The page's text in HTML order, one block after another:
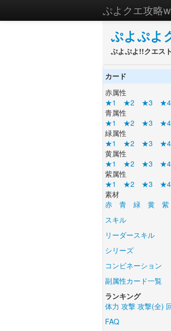
ぷよクエ攻略
ぷよぷよ
ぷよぷよ!!クエス
カード
赤属性
★1
★2 ★3 ★4
青属性
★1
★2 ★3 ★4
緑属性
★1
★2 ★3 ★4
黄属性
★1
★2 ★3 ★4
紫属性
★1
★2 ★3 ★4
素材
赤
青 緑 黄
紫
スキル
リーダースキル
シリーズ
コンビネーション
副属性カード一覧
ランキング
体力 攻撃 攻撃(全)
FAQ